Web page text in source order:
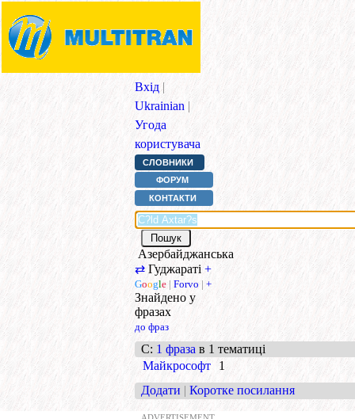
Вхід |
Ukrainian |
Угода
користувача
СЛОВНИКИ
ФОРУМ
КОНТАКТИ
Азербайджанська
⇄ Гуджараті +
Google | Forvo | +
Знайдено у
фразах
до фраз
C: 1 фраза в 1 тематиці
Майкрософт
1
Додати | Коротке посилання